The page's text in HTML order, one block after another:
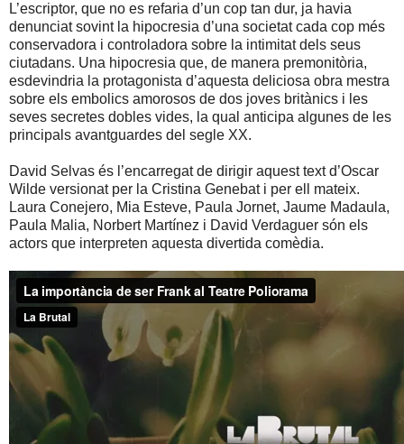
L’escriptor, que no es refaria d’un cop tan dur, ja havia
denunciat sovint la hipocresia d’una societat cada cop més
conservadora i controladora sobre la intimitat dels seus
ciutadans. Una hipocresia que, de manera premonitòria,
esdevindria la protagonista d’aquesta deliciosa obra mestra
sobre els embolics amorosos de dos joves britànics i les
seves secretes dobles vides, la qual anticipa algunes de les
principals avantguardes del segle XX.
David Selvas és l’encarregat de dirigir aquest text d’Oscar
Wilde versionat per la Cristina Genebat i per ell mateix.
Laura Conejero, Mia Esteve, Paula Jornet, Jaume Madaula,
Paula Malia, Norbert Martínez i David Verdaguer són els
actors que interpreten aquesta divertida comèdia.